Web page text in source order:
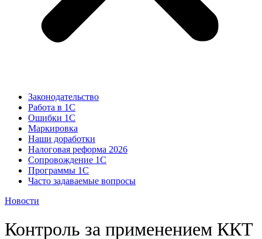
Законодательство
Работа в 1С
Ошибки 1С
Маркировка
Наши доработки
Налоговая реформа 2026
Сопровождение 1С
Программы 1С
Часто задаваемые вопросы
Новости
Контроль за применением ККТ